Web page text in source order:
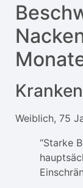
Weiblich, 75
“Starke